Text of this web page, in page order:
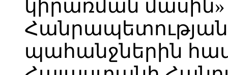
կիրառման
Հանրապետության
պահանջներին